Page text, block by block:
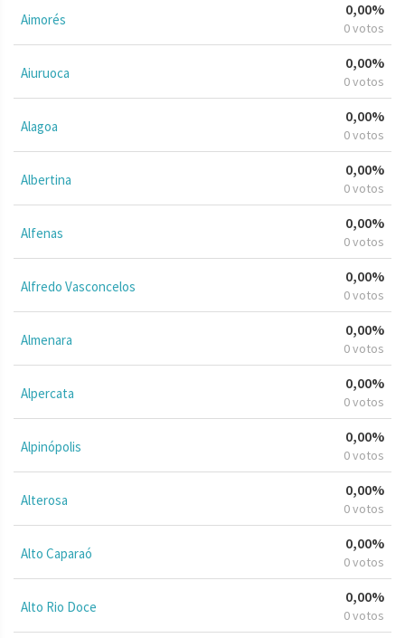
Aimorés
0,00%
0 votos
Aiuruoca
0,00%
0 votos
Alagoa
0,00%
0 votos
Albertina
0,00%
0 votos
Alfenas
0,00%
0 votos
Alfredo Vasconcelos
0,00%
0 votos
Almenara
0,00%
0 votos
Alpercata
0,00%
0 votos
Alpinópolis
0,00%
0 votos
Alterosa
0,00%
0 votos
Alto Caparaó
0,00%
0 votos
Alto Rio Doce
0,00%
0 votos